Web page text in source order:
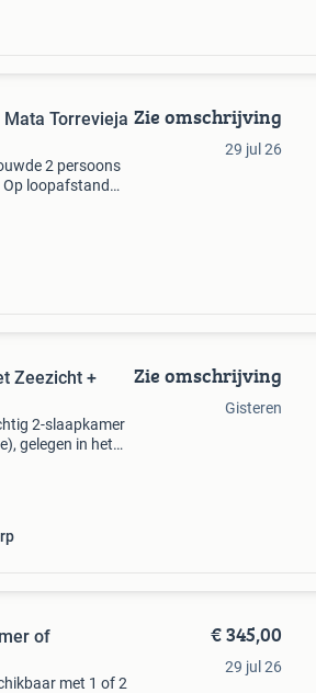
Torrevieja
2 persoons
loopafstand
Zie omschrijving
29 jul 26
Zeezicht +
2-slaapkamer
gelegen in het
Zie omschrijving
Gisteren
of
met 1 of 2
€ 345,00
29 jul 26